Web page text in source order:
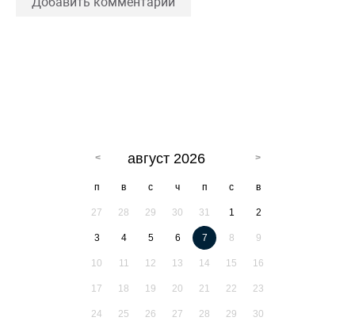
август 2026
п в с ч п с в
27 28 29 30 31 1 2
3 4 5 6 7 8 9
10 11 12 13 14 15 16
17 18 19 20 21 22 23
24 25 26 27 28 29 30